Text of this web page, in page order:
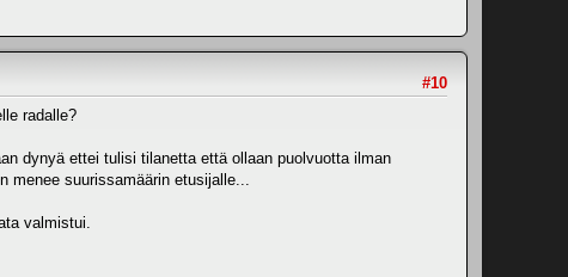
#10
radalle?
dynyä ettei tulisi tilanetta että ollaan puolvuotta ilman
menee suurissamäärin etusijalle...
valmistui.